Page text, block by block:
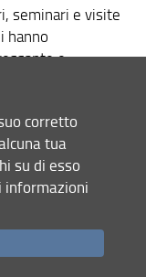
seminari e visite
hanno
e
seminario su
della pace: "Si
4 FIRENZE
la volta delle
corretto
tua
su di esso
informazioni